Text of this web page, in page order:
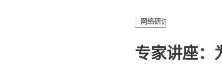
网络研讨会
专家讲座：